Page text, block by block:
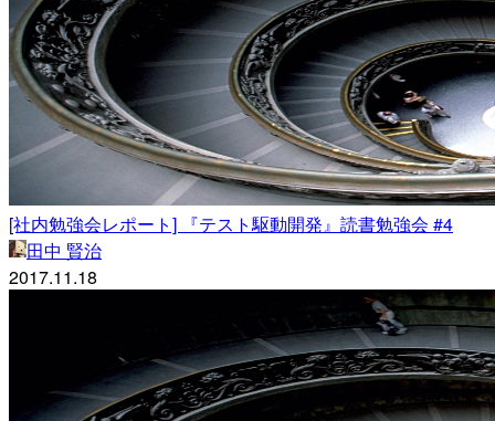
[社内勉強会レポート] 『テスト駆動開発』読書勉強会 #4
田中 賢治
2017.11.18